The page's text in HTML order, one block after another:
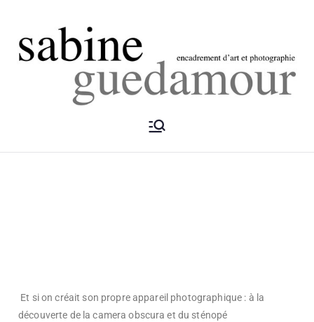
Encadreme
Et si on créait son propre appareil photographique : à la
découverte de la camera obscura et du sténopé